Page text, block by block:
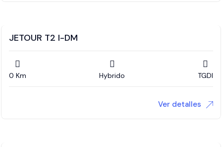
JETOUR T2 I-DM
0 Km Hybrido TGDI
Ver detalles